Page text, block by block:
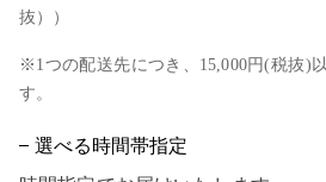
抜））
※1つの配送先につき、15,000円(税抜)
す。
選べる時間帯指定